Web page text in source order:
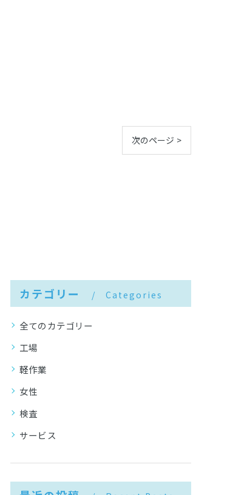
次のページ >
カテゴリー Categories
全てのカテゴリー
工場
軽作業
女性
検査
サービス